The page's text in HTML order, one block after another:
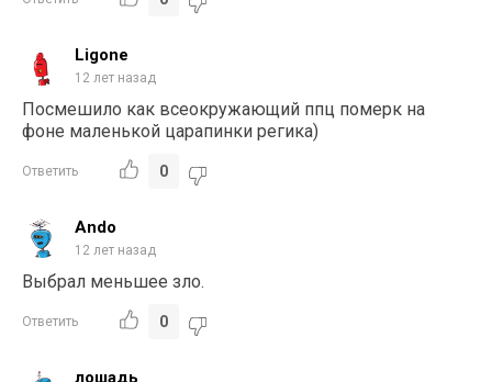
Ligone
12 лет назад
Посмешило как всеокружающий ппц померк на
фоне маленькой царапинки регика)
Ответить 0
Ando
12 лет назад
Выбрал меньшее зло.
Ответить 0
лошадь